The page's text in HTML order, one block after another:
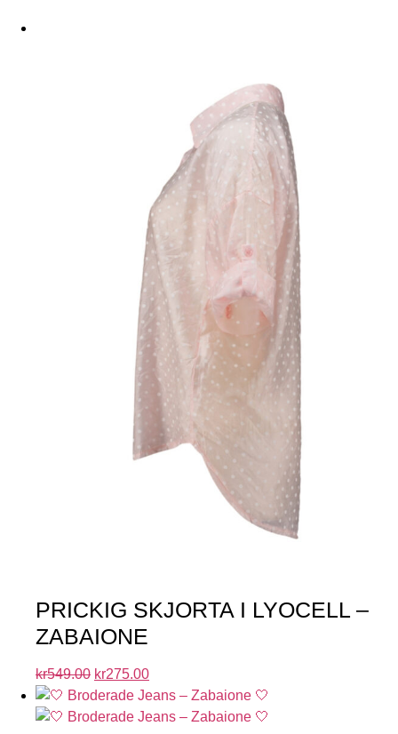
PRICKIG SKJORTA I LYOCELL –
ZABAIONE
kr549.00 kr275.00